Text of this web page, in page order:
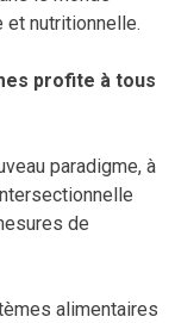
et nutritionnelle.
profite à tous
paradigme, à
de
alimentaires